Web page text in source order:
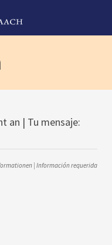
an | Tu mensaje:
| Información requerida